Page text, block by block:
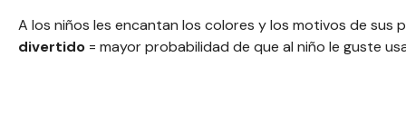
A los niños les encantan los colores y los motivos de
divertido = mayor probabilidad de que al niño le guste